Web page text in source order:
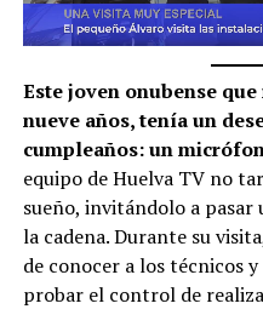
Este joven onubense
nueve años, tenía un
cumpleaños: un
equipo de Huelva TV no
sueño, invitándolo a pasar
la cadena. Durante su
de conocer a los técnicos
probar el control de